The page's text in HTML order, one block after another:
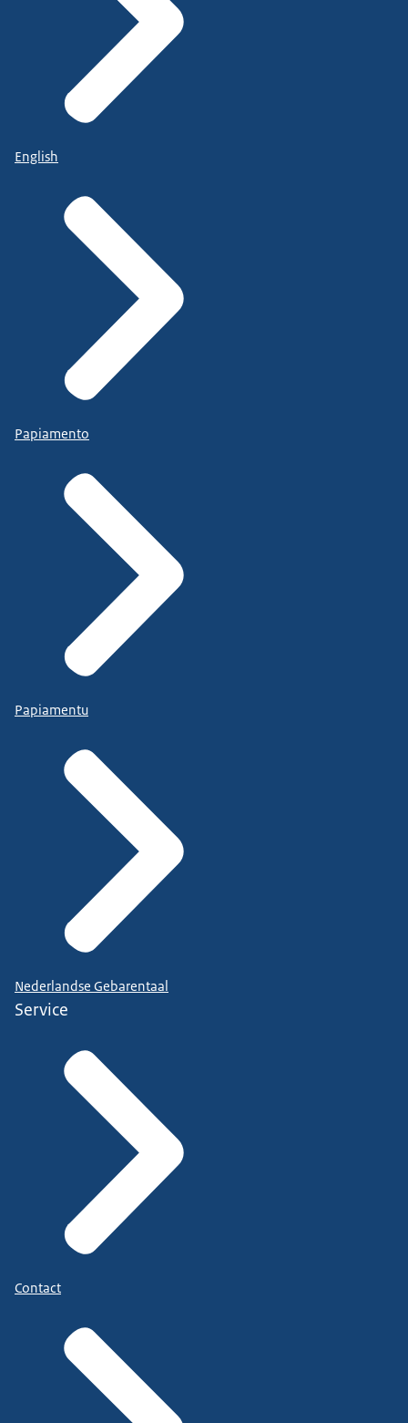
English
Papiamento
Papiamentu
Nederlandse Gebarentaal
Service
Contact